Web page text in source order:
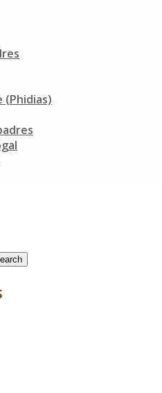
(Phidias)
pero creativas
de hacer parte de esta
invitaron a sus
de lectura diaria en familia,
este hábito.
de K2 por su dedicación,
nave que un libro»